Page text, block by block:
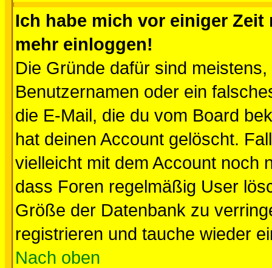
Ich habe mich vor einiger
mehr einloggen!
Die Gründe dafür sind
Benutzernamen oder ein
die E-Mail, die du vom Board
hat deinen Account gelöscht.
vielleicht mit dem Account noch
dass Foren regelmäßig User
Größe der Datenbank zu
registrieren und tauche wieder
Nach oben